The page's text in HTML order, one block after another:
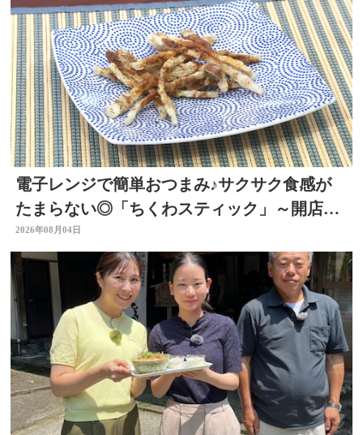
電子レンジで簡単おつまみ♪サクサク食感が
たまらない◎「ちくわスティック」～開店！
キッチン別府ちゃん～
2026年08月04日